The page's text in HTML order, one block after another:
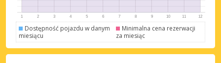
Dostępność pojazdu w danym
miesiącu
Minimalna cena rezerwacji
za miesiąc